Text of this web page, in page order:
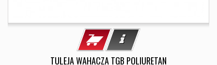
TULEJA WAHACZA TGB POLIURETAN